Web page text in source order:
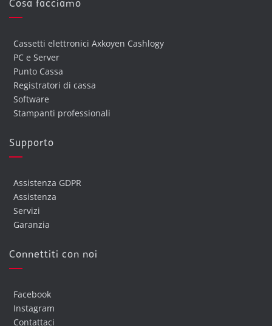
Cosa facciamo
Cassetti elettronici Axkoyen Cashlogy
PC e Server
Punto Cassa
Registratori di cassa
Software
Stampanti professionali
Supporto
Assistenza GDPR
Assistenza
Servizi
Garanzia
Connettiti con noi
Facebook
Instagram
Contattaci